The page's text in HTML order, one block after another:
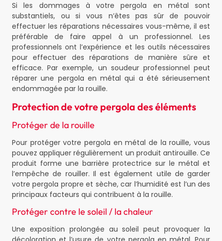
Si les dommages à votre pergola en métal sont
substantiels, ou si vous n’êtes pas sûr de pouvoir
effectuer les réparations nécessaires vous-même, il est
préférable de faire appel à un professionnel. Les
professionnels ont l’expérience et les outils nécessaires
pour effectuer des réparations de manière sûre et
efficace. Par exemple, un soudeur professionnel peut
réparer une pergola en métal qui a été sérieusement
endommagée par la rouille.
Protection de votre pergola des éléments
Protéger de la rouille
Pour protéger votre pergola en métal de la rouille, vous
pouvez appliquer régulièrement un produit antirouille. Ce
produit forme une barrière protectrice sur le métal et
l’empêche de rouiller. Il est également utile de garder
votre pergola propre et sèche, car l’humidité est l’un des
principaux facteurs qui contribuent à la rouille.
Protéger contre le soleil / la chaleur
Une exposition prolongée au soleil peut provoquer la